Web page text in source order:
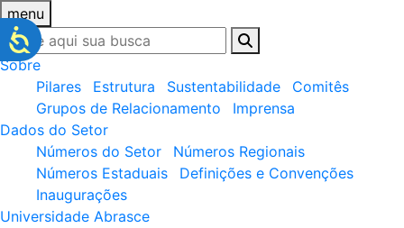
menu
Sobre
Pilares
Estrutura Sustentabilidade
Comitês
Grupos de Relacionamento
Imprensa
Dados do Setor
Números do Setor
Números Regionais
Números Estaduais
Definições e Convenções
Inaugurações
Universidade Abrasce